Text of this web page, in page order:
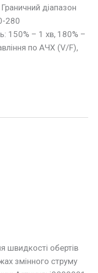
діапазон
280
150% – 1 хв, 180% –
по АЧХ (V/F),
швидкості обертів
змінного струму